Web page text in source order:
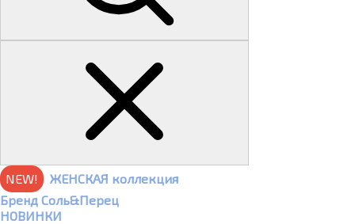
NEW!
ЖЕНСКАЯ коллекция
Бренд Соль&Перец
НОВИНКИ